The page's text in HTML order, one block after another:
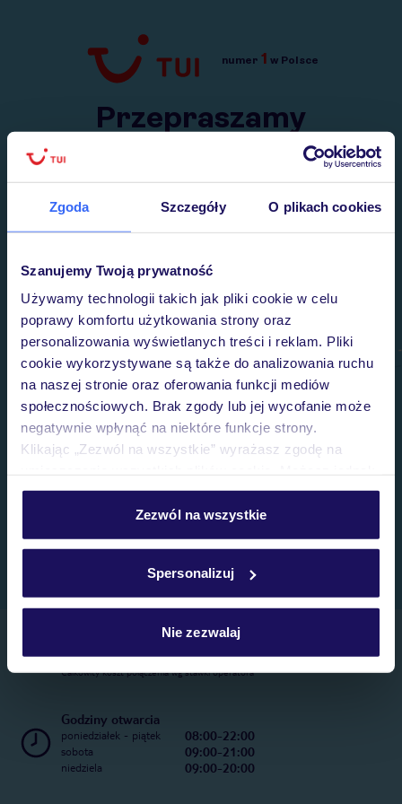
Zgoda Szczegóły O plikach cookies
Szanujemy Twoją prywatność
Używamy technologii takich jak pliki cookie w celu
poprawy komfortu użytkowania strony oraz
personalizowania wyświetlanych treści i reklam. Pliki
cookie wykorzystywane są także do analizowania ruchu
na naszej stronie oraz oferowania funkcji mediów
społecznościowych. Brak zgody lub jej wycofanie może
negatywnie wpłynąć na niektóre funkcje strony.
Klikając „Zezwól na wszystkie” wyrażasz zgodę na
personalizować swój wybór wchodząc w zakładkę
Szczegółowe informacje o plikach cookie znajdziesz
Zezwól na wszystkie
Spersonalizuj
Nie zezwalaj
Przejdź do TUI.pl
numer 1 w Polsce
Przepraszamy
Wysłaliśmy nasz serwis na krótkie wakacje.
Telefoniczne Centrum Rezerwacji
22 270 31 20
Całkowity koszt połączenia wg stawki operatora
Godziny otwarcia
poniedziałek - piątek 08:00-22:00
sobota 09:00-21:00
niedziela 09:00-20:00